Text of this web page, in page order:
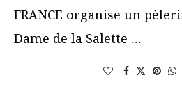
FRANCE organise un
Dame de la Salette …